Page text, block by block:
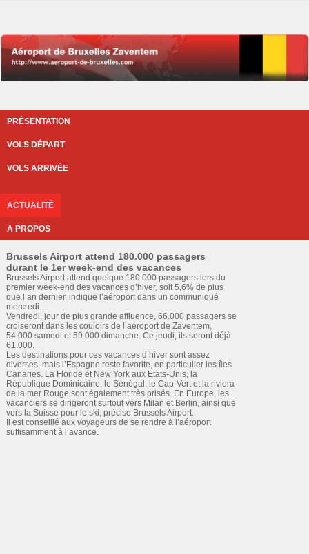
PRÉSENTATION
VOLS DÉPART
VOLS ARRIVÉE
ACTUALITÉ
A PROPOS
Brussels Airport attend 180.000 passagers
durant le 1er week-end des vacances
Brussels Airport attend quelque 180.000 passagers lors du
premier week-end des vacances d’hiver, soit 5,6% de plus
que l’an dernier, indique l’aéroport dans un communiqué
mercredi.
Vendredi, jour de plus grande affluence, 66.000 passagers se
croiseront dans les couloirs de l’aéroport de Zaventem,
54.000 samedi et 59.000 dimanche. Ce jeudi, ils seront déjà
61.000.
Les destinations pour ces vacances d’hiver sont assez
diverses, mais l’Espagne reste favorite, en particulier les îles
Canaries. La Floride et New York aux Etats-Unis, la
République Dominicaine, le Sénégal, le Cap-Vert et la riviera
de la mer Rouge sont également très prisés. En Europe, les
vacanciers se dirigeront surtout vers Milan et Berlin, ainsi que
vers la Suisse pour le ski, précise Brussels Airport.
Il est conseillé aux voyageurs de se rendre à l’aéroport
suffisamment à l’avance.